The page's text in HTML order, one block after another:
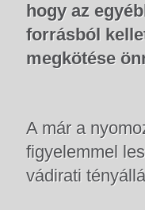
hogy az
forrásból
megkötése
A már a
figyelemmel
vádirati